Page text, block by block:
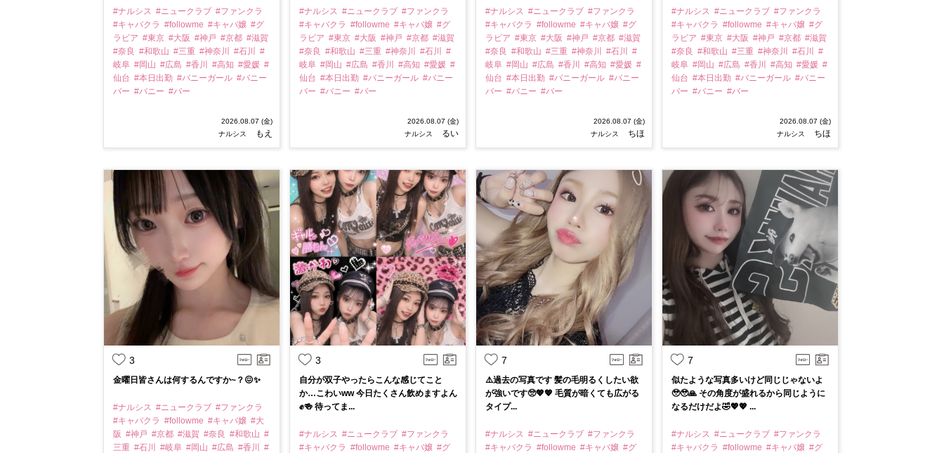
#ナルシス #ニュークラブ #ファンクラ
#キャバクラ #followme #キャバ嬢 #グ
ラビア #東京 #大阪 #神戸 #京都 #滋賀
#奈良 #和歌山 #三重 #神奈川 #石川
#
岐阜 #岡山 #広島 #香川 #高知 #愛媛 #
仙台 #本日出勤 #バニーガール #バニー
バー #バニー #バー
2026.08.07 (金)
ナルシス
もえ
#ナルシス #ニュークラブ #ファンクラ
#キャバクラ #followme #キャバ嬢 #グ
ラビア #東京 #大阪 #神戸 #京都 #滋賀
#奈良 #和歌山 #三重 #神奈川 #石川
#
岐阜 #岡山 #広島 #香川 #高知 #愛媛 #
仙台 #本日出勤 #バニーガール #バニー
バー #バニー #バー
2026.08.07 (金)
ナルシス
るい
#ナルシス #ニュークラブ #ファンクラ
#キャバクラ #followme #キャバ嬢 #グ
ラビア #東京 #大阪 #神戸 #京都 #滋賀
#奈良 #和歌山 #三重 #神奈川 #石川
#
岐阜 #岡山 #広島 #香川 #高知 #愛媛 #
仙台 #本日出勤 #バニーガール #バニー
バー #バニー #バー
2026.08.07 (金)
ナルシス
ちほ
#ナルシス #ニュークラブ #ファンクラ
#キャバクラ #followme #キャバ嬢 #グ
ラビア #東京 #大阪 #神戸 #京都 #滋賀
#奈良 #和歌山 #三重 #神奈川 #石川
#
岐阜 #岡山 #広島 #香川 #高知 #愛媛 #
仙台 #本日出勤 #バニーガール #バニー
バー #バニー #バー
2026.08.07 (金)
ナルシス
ちほ
3
金曜日皆さんは何するんですか~？😖✨
#ナルシス #ニュークラブ #ファンクラ
#キャバクラ #followme #キャバ嬢 #大
阪 #神戸 #京都 #滋賀 #奈良 #和歌山 #
三重 #石川 #岐阜 #岡山 #広島 #香川
#
3
自分が双子やったらこんな感じてこと
か…こわいww 今日たくさん飲めますよん
✊🍻 待ってま...
#ナルシス #ニュークラブ #ファンクラ
#キャバクラ #followme #キャバ嬢 #グ
7
⚠️過去の写真です 髪の毛明るくしたい欲
が強いです🥺💖💖 毛質が暗くても広がる
タイプ...
#ナルシス #ニュークラブ #ファンクラ
#キャバクラ #followme #キャバ嬢 #グ
7
似たような写真多いけど同じじゃないよ
🥹🥹🙏 その角度が盛れるから同じように
なるだけだよ🤣💖💖 ...
#ナルシス #ニュークラブ #ファンクラ
#キャバクラ #followme #キャバ嬢 #グ